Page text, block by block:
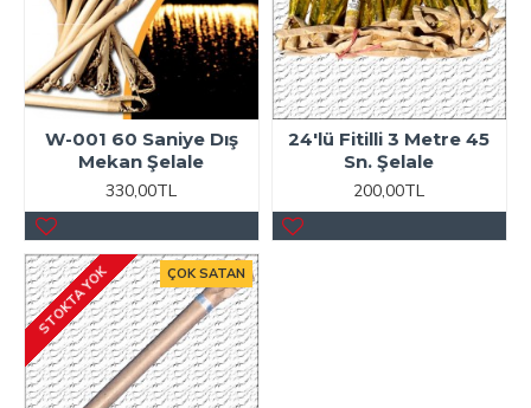
W-001 60 Saniye Dış
Mekan Şelale
330,00TL
24'lü Fitilli 3 Metre 45
Sn. Şelale
200,00TL
ÇOK SATAN
STOKTA YOK